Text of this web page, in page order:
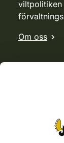
Om oss